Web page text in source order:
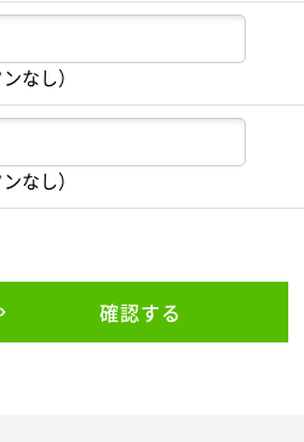
なし）
なし）
確認する